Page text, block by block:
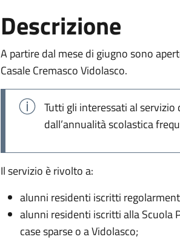
Descrizione
A partire dal mese di giugno sono
Casale Cremasco Vidolasco.
Tutti gli interessati al
dall’annualità scolastica
Il servizio è rivolto a:
alunni residenti iscritti
alunni residenti iscritti alla Scuola
case sparse o a Vidolasco;